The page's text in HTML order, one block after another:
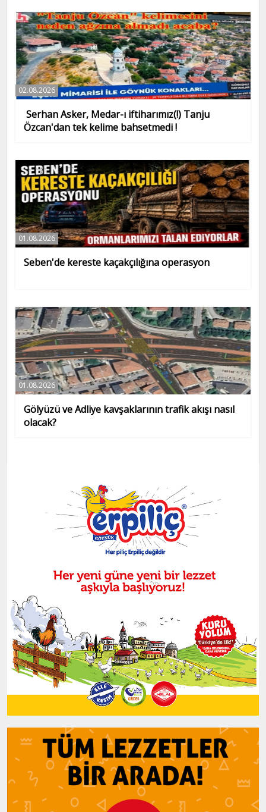
02.08.2026
Serhan Asker, Medar-ı iftiharımız(!) Tanju
Özcan'dan tek kelime bahsetmedi !
01.08.2026
Seben'de kereste kaçakçılığına operasyon
01.08.2026
Gölyüzü ve Adliye kavşaklarının trafik akışı nasıl
olacak?